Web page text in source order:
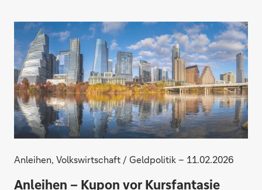
Anleihen, Volkswirtschaft / Geldpolitik – 11.02.2026
Anleihen – Kupon vor Kursfantasie